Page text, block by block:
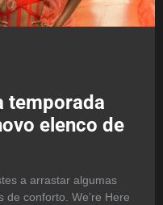
temporada
elenco de
a arrastar algumas
conforto. We’re Here